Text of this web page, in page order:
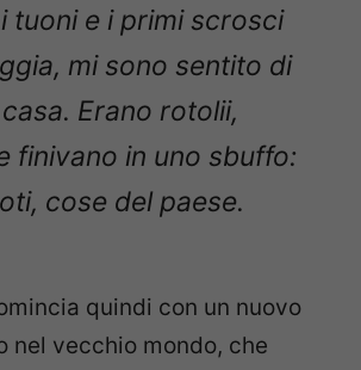
tuoni e i primi scrosci
mi sono sentito di
Erano rotolii,
finivano in uno sbuffo:
cose del paese.
quindi con un nuovo
nel vecchio mondo, che